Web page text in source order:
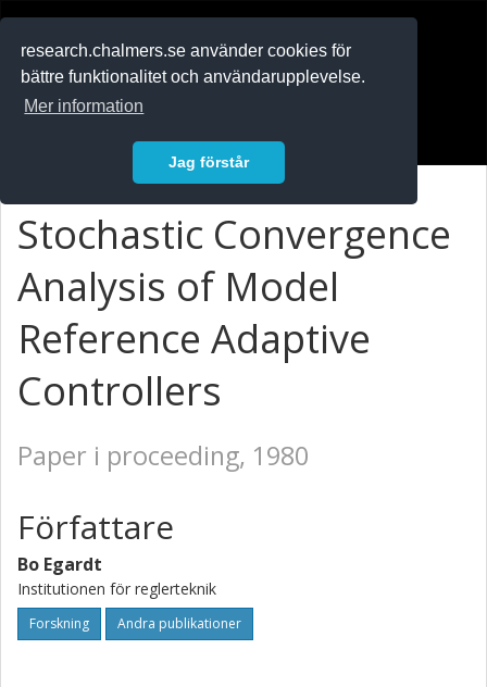
research.chalmers.se använder cookies för
bättre funktionalitet och användarupplevelse.
Mer information
Jag förstår
Stochastic Convergence
Analysis of Model
Reference Adaptive
Controllers
Paper i proceeding, 1980
Författare
Bo Egardt
Institutionen för reglerteknik
Forskning Andra publikationer